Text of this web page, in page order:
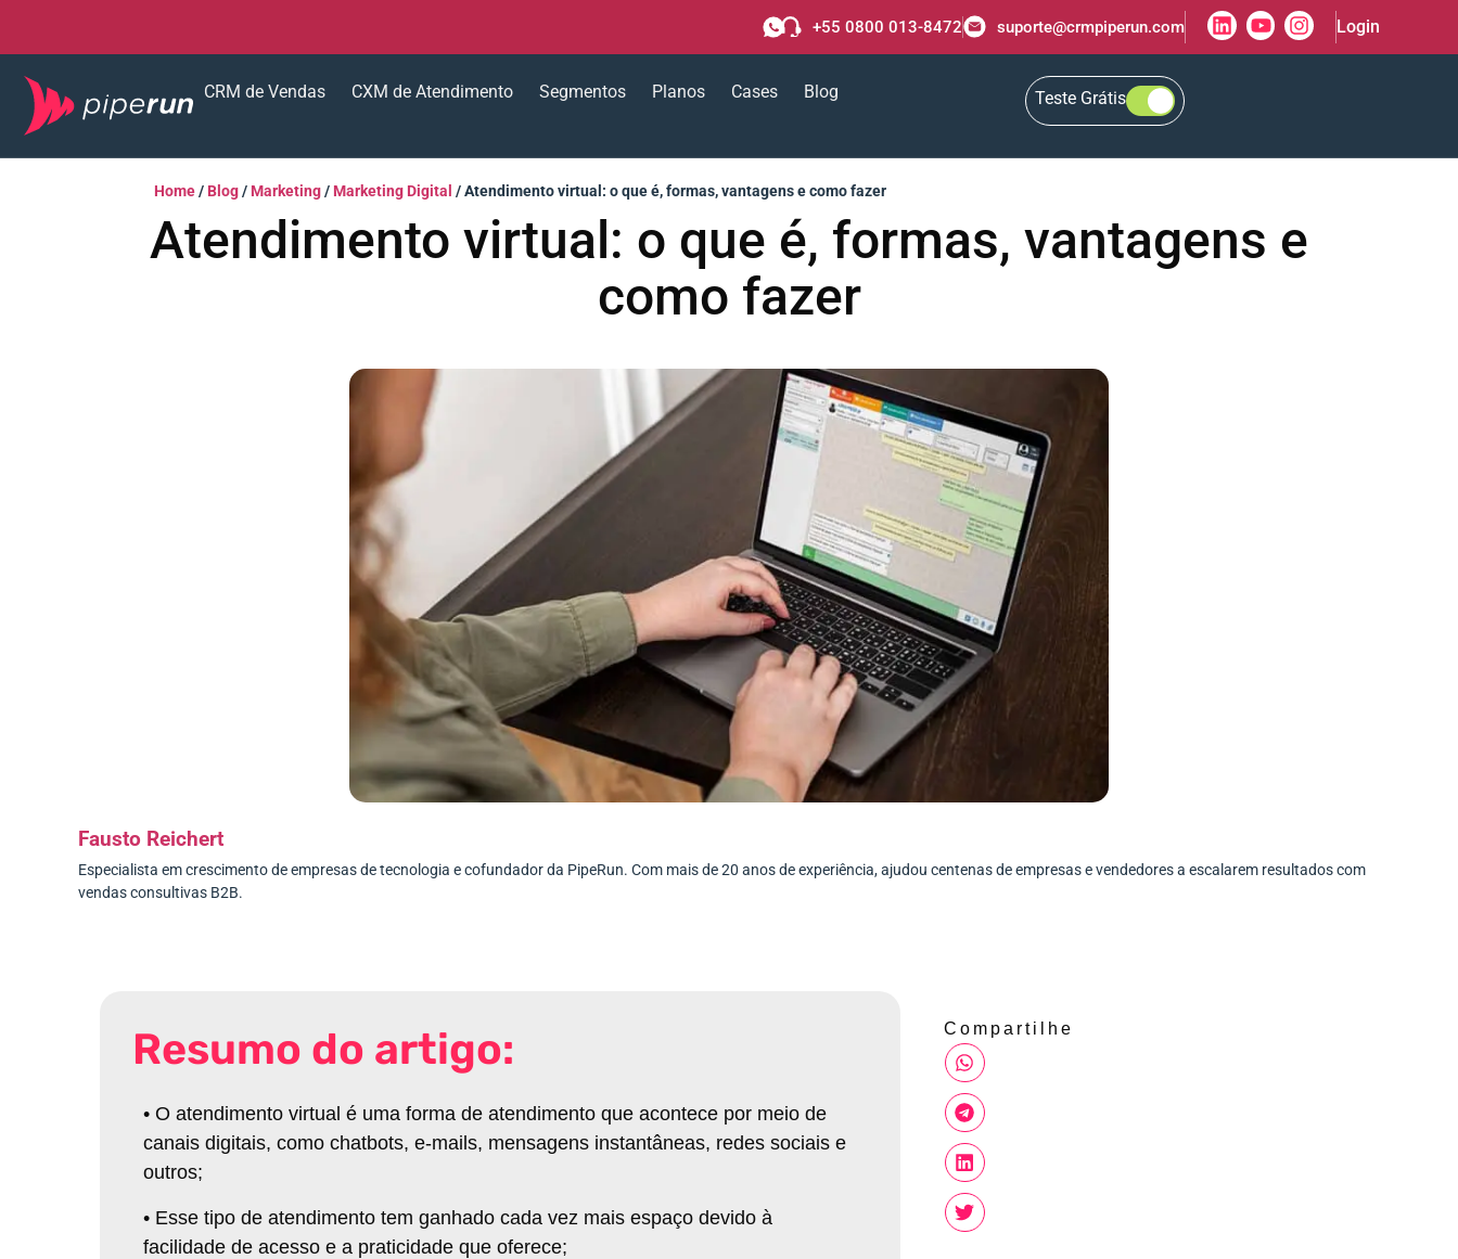
+55 0800 013-8472 suporte@crmpiperun.com Login
CRM de Vendas CXM de Atendimento Segmentos Planos Cases Blog Teste Grátis
Home/ Blog/ Marketing/ Marketing Digital /Atendimento virtual: o que é, formas, vantagens e como fazer
Atendimento virtual: o que é, formas, vantagens e
como fazer
Fausto Reichert
Especialista em crescimento de empresas de tecnologia e cofundador da PipeRun. Com mais de 20 anos de experiência, ajudou centenas de empresas e vendedores a escalarem resultados com
vendas consultivas B2B.
Resumo do artigo:
• O atendimento virtual é uma forma de atendimento que acontece por meio de
canais digitais, como chatbots, e-mails, mensagens instantâneas, redes sociais e
outros;
• Esse tipo de atendimento tem ganhado cada vez mais espaço devido à
facilidade de acesso e a praticidade que oferece;
Compartilhe